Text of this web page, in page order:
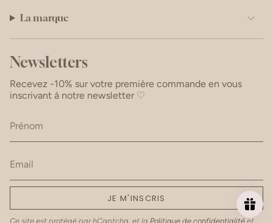
La marque
Newsletters
Recevez -10% sur votre première commande en vous
inscrivant à notre newsletter ♡
JE M'INSCRIS
Ce site est protégé par hCaptcha, et la Politique de confidentialité et